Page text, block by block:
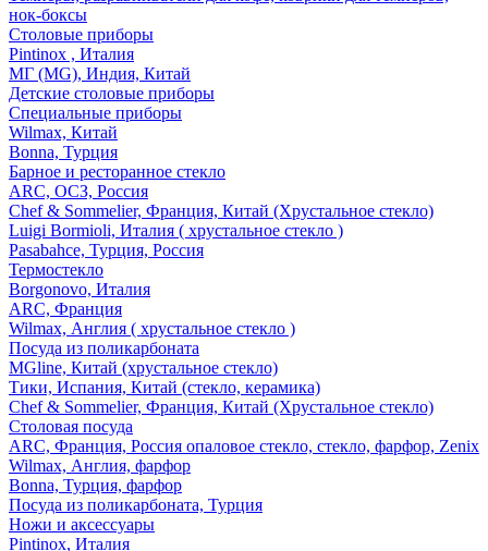
нок-боксы
Столовые приборы
Pintinox , Италия
МГ (MG), Индия, Китай
Детские столовые приборы
Специальные приборы
Wilmax, Китай
Bonna, Турция
Барное и ресторанное стекло
ARC, ОСЗ, Россия
Chef & Sommelier, Франция, Китай (Хрустальное стекло)
Luigi Bormioli, Италия ( хрустальное стекло )
Pasabahce, Турция, Россия
Термостекло
Borgonovo, Италия
ARC, Франция
Wilmax, Англия ( хрустальное стекло )
Посуда из поликарбоната
MGline, Китай (хрустальное стекло)
Тики, Испания, Китай (стекло, керамика)
Chef & Sommelier, Франция, Китай (Хрустальное стекло)
Столовая посуда
ARC, Франция, Россия опаловое стекло, стекло, фарфор, Zenix
Wilmax, Англия, фарфор
Bonna, Турция, фарфор
Посуда из поликарбоната, Турция
Ножи и аксессуары
Pintinox, Италия